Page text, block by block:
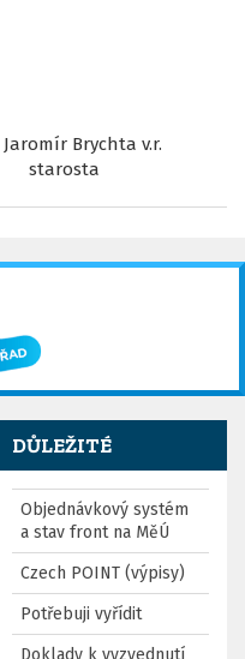
Jaromír Brychta v.r.
starosta
DŮLEŽITÉ
Objednávkový systém
a stav front na MěÚ
Czech POINT (výpisy)
Potřebuji vyřídit
Doklady k vyzvednutí